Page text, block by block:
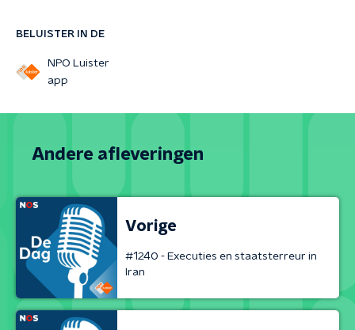
BELUISTER IN DE
NPO Luister
app
Andere afleveringen
Vorige
#1240 - Executies en staatsterreur in
Iran